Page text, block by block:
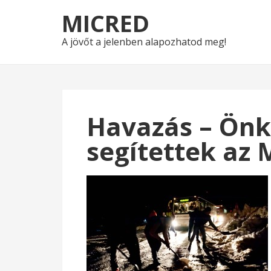
to
navigation
to
content
MICRED
A jövőt a jelenben alapozhatod meg!
Havazás –
segítettek az